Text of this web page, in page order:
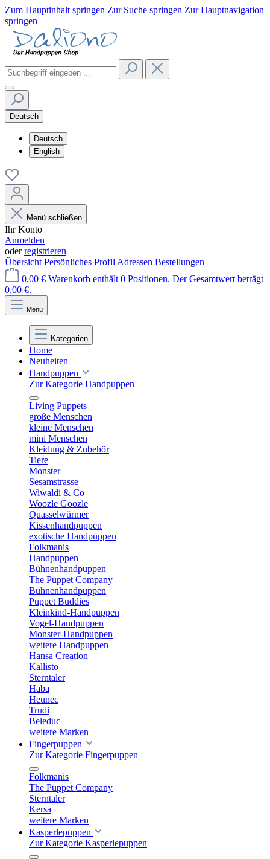
Zum Hauptinhalt springen Zur Suche springen Zur Hauptnavigation
springen
Deutsch
Deutsch
English
Menü schließen
Ihr Konto
Anmelden
oderregistrieren
Übersicht Persönliches Profil Adressen Bestellungen
0,00 € Warenkorb enthält 0 Positionen. Der Gesamtwert beträgt
0,00 €.
Menü
Kategorien
Home
Neuheiten
Handpuppen
Zur Kategorie Handpuppen
Living Puppets
große Menschen
kleine Menschen
mini Menschen
Kleidung & Zubehör
Tiere
Monster
Sesamstrasse
Wiwaldi & Co
Woozle Goozle
Quasselwürmer
Kissenhandpuppen
exotische Handpuppen
Folkmanis
Handpuppen
Bühnenhandpuppen
The Puppet Company
Bühnenhandpuppen
Puppet Buddies
Kleinkind-Handpuppen
Vogel-Handpuppen
Monster-Handpuppen
weitere Handpuppen
Hansa Creation
Kallisto
Sterntaler
Haba
Heunec
Trudi
Beleduc
weitere Marken
Fingerpuppen
Zur Kategorie Fingerpuppen
Folkmanis
The Puppet Company
Sterntaler
Kersa
weitere Marken
Kasperlepuppen
Zur Kategorie Kasperlepuppen